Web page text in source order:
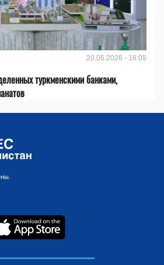
20.05.2026 - 16:05
туркменскими банками,